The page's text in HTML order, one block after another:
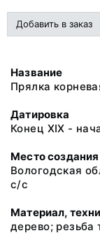
Добавить в заказ
Название
Прялка
Датировка
Конец XIX -
Место создания
Вологодская
с/с
Материал,
дерево; резьба